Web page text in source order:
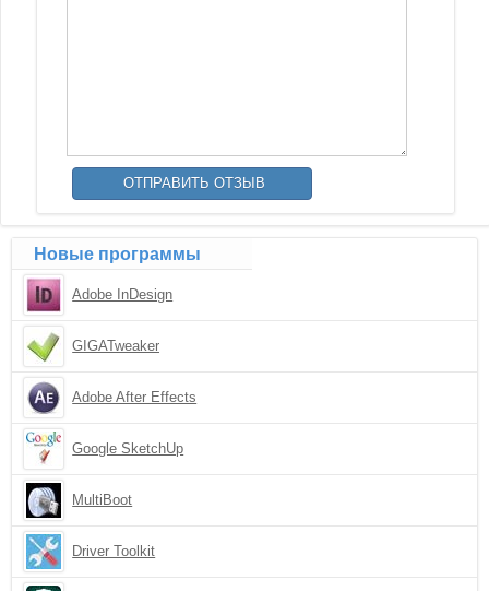
Новые программы
Adobe InDesign
GIGATweaker
Adobe After Effects
Google SketchUp
MultiBoot
Driver Toolkit